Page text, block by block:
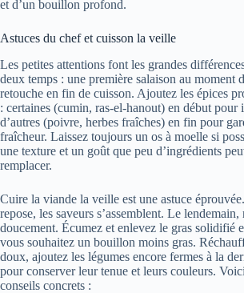
et d’un bouillon profond.
Astuces du chef et cuisson la veille
Les petites attentions font les grandes
deux temps : une première salaison au moment
retouche en fin de cuisson. Ajoutez les épices
: certaines (cumin, ras-el-hanout) en début pour
d’autres (poivre, herbes fraîches) en fin pour
fraîcheur. Laissez toujours un os à moelle si
une texture et un goût que peu d’ingrédients
remplacer.
Cuire la viande la veille est une astuce
repose, les saveurs s’assemblent. Le
doucement. Écumez et enlevez le gras solidifié
vous souhaitez un bouillon moins gras.
doux, ajoutez les légumes encore fermes à la
pour conserver leur tenue et leurs couleurs.
conseils concrets :